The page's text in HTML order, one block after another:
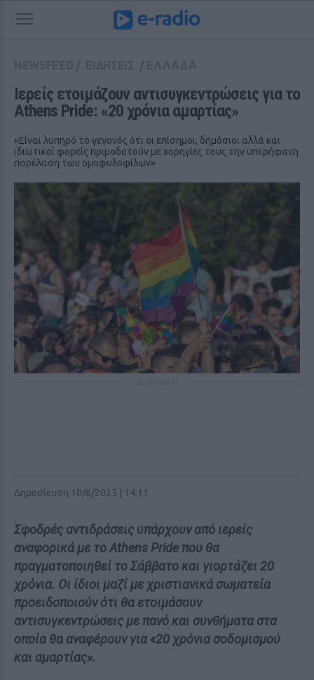
Ιερείς ετοιμάζουν αντισυγκεντρώσεις για το
Athens Pride: «20 χρόνια αμαρτίας»
«Είναι λυπηρό το γεγονός ότι οι επίσημοι, δημόσιοι αλλά και
ιδιωτικοί φορείς πριμοδοτούν με χορηγίες τους την υπερήφανη
παρέλαση των ομοφυλοφίλων»
Δημοσίευση 10/6/2025 | 14:11
Σφοδρές αντιδράσεις υπάρχουν από ιερείς
αναφορικά με το Athens Pride που θα
πραγματοποιηθεί το Σάββατο και γιορτάζει 20
χρόνια. Οι ίδιοι μαζί με χριστιανικά σωματεία
προειδοποιούν ότι θα ετοιμάσουν
αντισυγκεντρώσεις με πανό και συνθήματα στα
οποία θα αναφέρουν για «20 χρόνια σοδομισμού
και αμαρτίας».